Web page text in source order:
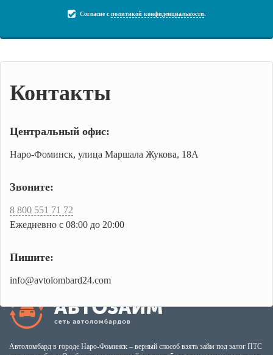
Согласие с политикой конфиденциальности.
Контакты
Центральный офис:
Наро-Фоминск, улица Маршала Жукова, 18А
Звоните:
8 800 551 71 72
Ежедневно с 08:00 до 20:00
Пишите:
info@avtolombard24.com
Автоломбард в городе Наро-Фоминск – верный способ взять займ под залог ПТС